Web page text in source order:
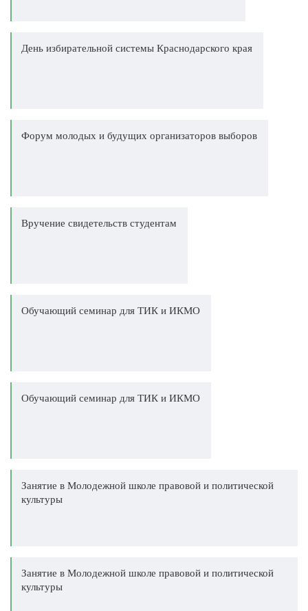
День избирательной системы Краснодарского края
Форум молодых и будущих организаторов выборов
Вручение свидетельств студентам
Обучающий семинар для ТИК и ИКМО
Обучающий семинар для ТИК и ИКМО
Занятие в Молодежной школе правовой и политической
культуры
Занятие в Молодежной школе правовой и политической
культуры